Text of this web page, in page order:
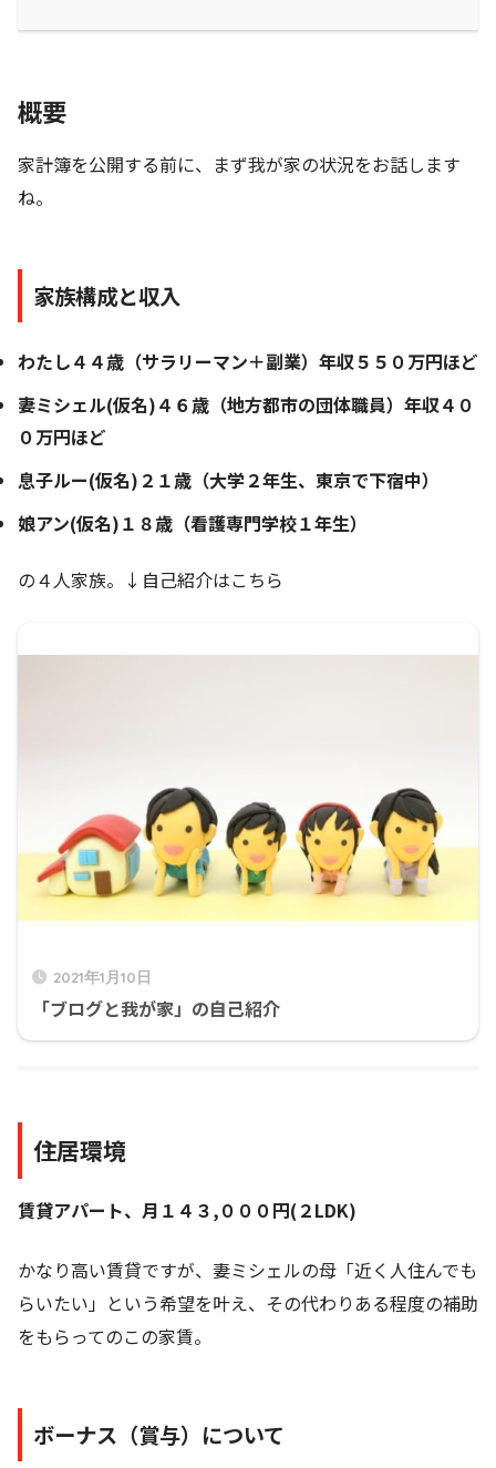
概要
家計簿を公開する前に、まず我が家の状況をお話します
ね。
家族構成と収入
わたし４４歳（サラリーマン＋副業）年収５５０万円ほど
妻ミシェル(仮名)４６歳（地方都市の団体職員）年収４０
０万円ほど
息子ルー(仮名)２１歳（大学２年生、東京で下宿中）
娘アン(仮名)１８歳（看護専門学校１年生）
の４人家族。↓自己紹介はこちら
2021年1月10日
「ブログと我が家」の自己紹介
住居環境
賃貸アパート、月１４３,０００円(２LDK)
かなり高い賃貸ですが、妻ミシェルの母「近く人住んでも
らいたい」という希望を叶え、その代わりある程度の補助
をもらってのこの家賃。
ボーナス（賞与）について